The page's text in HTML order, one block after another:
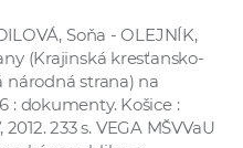
Soňa - OLEJNÍK,
(Krajinská kresťansko-
národná strana) na
: dokumenty. Košice :
233 s. VEGA MŠVVaU